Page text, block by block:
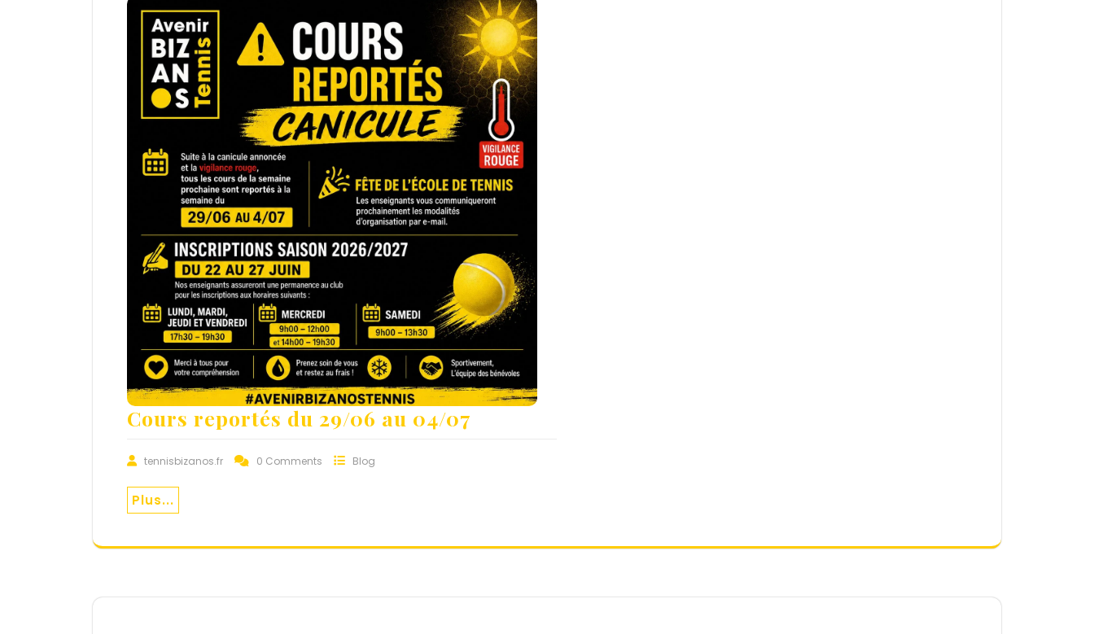
Cours reportés du 29/06 au 04/07
tennisbizanos.fr 0 Comments Blog
Plus...